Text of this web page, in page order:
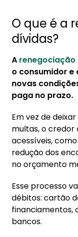
O que é a
dívidas?
A
o consumidor
novas
paga no prazo.
Em vez de
multas, o
acessíveis,
redução dos
no orçamento
Esse processo
débitos: cartão
financiamentos,
bancos.